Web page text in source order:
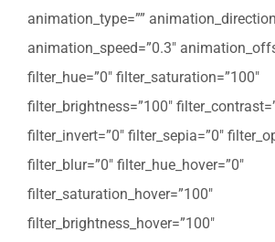
animation_type=””
animation_speed=”0.3″
filter_hue=”0″ filter_saturation=”100″
filter_brightness=”100″
filter_invert=”0″ filter_sepia=”0″
filter_blur=”0″ filter_hue_hover=”0″
filter_saturation_hover=”100″
filter_brightness_hover=”100″